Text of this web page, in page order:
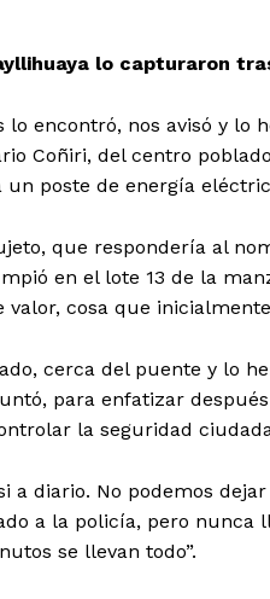
lo capturaron
lo encontró, nos avisó y lo
Coñiri, del centro
poste de energía
que respondería al
en el lote 13 de la
valor, cosa que
cerca del puente y lo
para enfatizar
la seguridad
a diario. No podemos
a la policía, pero nunca
se llevan todo”.